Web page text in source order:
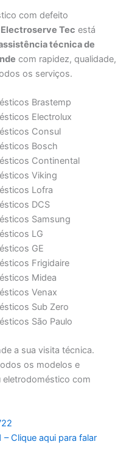
com defeito
Electroserve Tec está
técnica de
com rapidez, qualidade,
os serviços.
Brastemp
Electrolux
Consul
Bosch
Continental
Viking
Lofra
DCS
Samsung
LG
GE
Frigidaire
Midea
Venax
Sub Zero
São Paulo
a sua visita técnica.
os modelos e
eletrodoméstico com
– Clique aqui para falar